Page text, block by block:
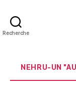
Recherche
NEHRU-UN